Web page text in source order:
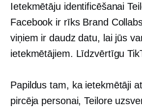
Ietekmētāju identificēšanai
Facebook ir rīks Brand
viņiem ir daudz datu, lai jūs
ietekmētājiem. Līdzvērtīgu
Papildus tam, ka ietekmētāji
pircēja personai, Teilore